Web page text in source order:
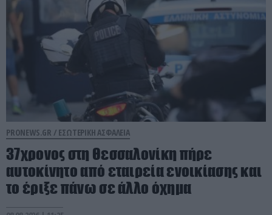
PRONEWS.GR / ΕΣΩΤΕΡΙΚΗ ΑΣΦΑΛΕΙΑ
37χρονος στη Θεσσαλονίκη πήρε
αυτοκίνητο από εταιρεία ενοικίασης και
το έριξε πάνω σε άλλο όχημα